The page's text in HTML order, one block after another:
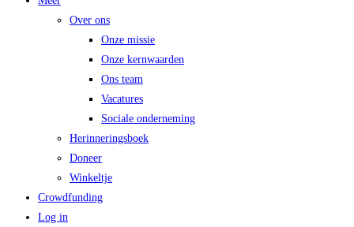
Over ons
Onze missie
Onze kernwaarden
Ons team
Vacatures
Sociale onderneming
Herinneringsboek
Doneer
Winkeltje
Crowdfunding
Log in